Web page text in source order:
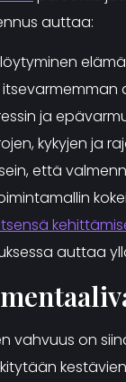
auttaa:
ja
kykyjen ja
että
auttaa
vahvuus on